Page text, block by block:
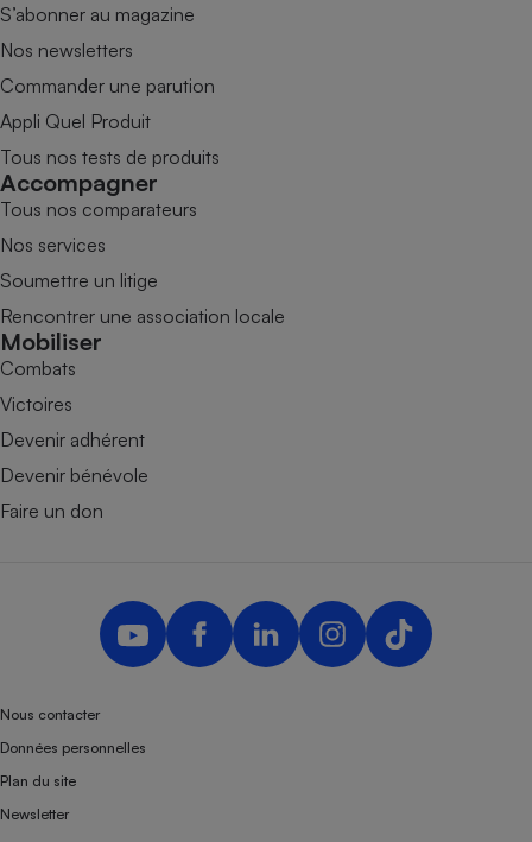
S’abonner au magazine
Nos newsletters
Commander une parution
Appli Quel Produit
Tous nos tests de produits
Accompagner
Tous nos comparateurs
Nos services
Soumettre un litige
Rencontrer une association locale
Mobiliser
Combats
Victoires
Devenir adhérent
Devenir bénévole
Faire un don
Nous contacter
Données personnelles
Plan du site
Newsletter